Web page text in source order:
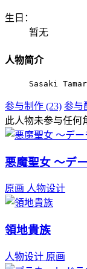
生日：
暂无
人物简介
Sasaki
参与制作 (23) 参与
此人物未参与任何
悪魔聖女 ～デ
原画 人物设计
領地貴族
人物设计 原画